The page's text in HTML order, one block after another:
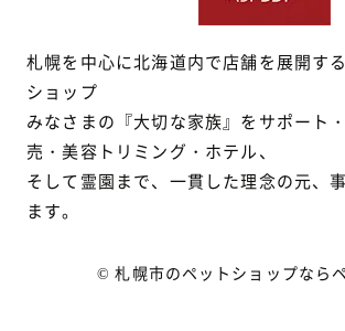
札幌を中心に北海道内で店舗を展開す
ショップ
みなさまの『大切な家族』をサポート
売・美容トリミング・ホテル、
そして霊園まで、一貫した理念の元、
ます。
© 札幌市のペットショップなら